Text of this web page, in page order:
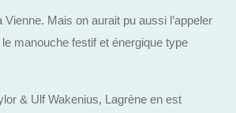
Mais on aurait pu aussi l’appeler
manouche festif et énergique type
& Ulf Wakenius, Lagrène en est